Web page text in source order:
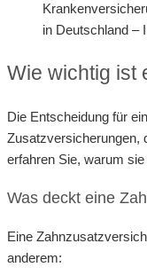
in Deutschland –
Wie wichtig ist
Die Entscheidung für
Zusatzversicherungen,
erfahren Sie, warum
Was deckt eine
Eine
anderem: